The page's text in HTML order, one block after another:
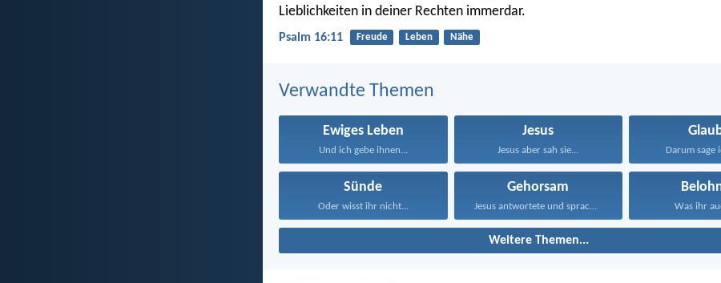
Lieblichkeiten in deiner Rechten immerdar.
Psalm 16:11 Freude Leben Nähe
Verwandte Themen
Ewiges Leben
Und ich gebe ihnen...
Jesus
Jesus aber sah sie... Darum sage
Sünde
Oder wisst ihr nicht...
Gehorsam
Jesus antwortete und sprach... Was ihr
Weitere Themen...